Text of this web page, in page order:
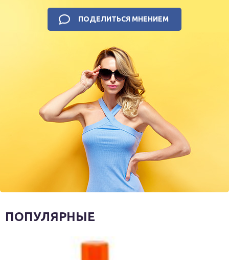
ПОДЕЛИТЬСЯ МНЕНИЕМ
ПОПУЛЯРНЫЕ